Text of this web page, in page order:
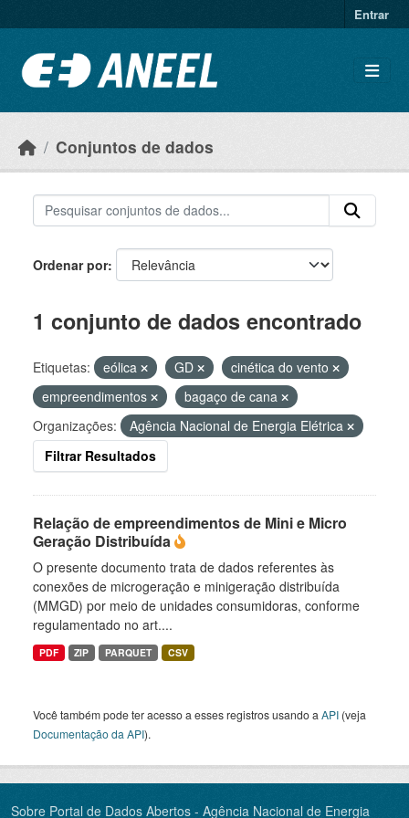
Entrar
Conjuntos de dados
Ordenar por
1 conjunto de dados encontrado
Etiquetas: eólica GD
cinética do vento
empreendimentos
bagaço de cana
Organizações:
Agência Nacional de Energia Elétrica
Filtrar Resultados
Relação de empreendimentos de Mini e Micro
Geração Distribuída
O presente documento trata de dados referentes às
conexões de microgeração e minigeração distribuída
(MMGD) por meio de unidades consumidoras, conforme
regulamentado no art....
PDF ZIP PARQUET CSV
Você também pode ter acesso a esses registros usando a API (veja
Documentação da API).
Sobre Portal de Dados Abertos - Agência Nacional de Energia